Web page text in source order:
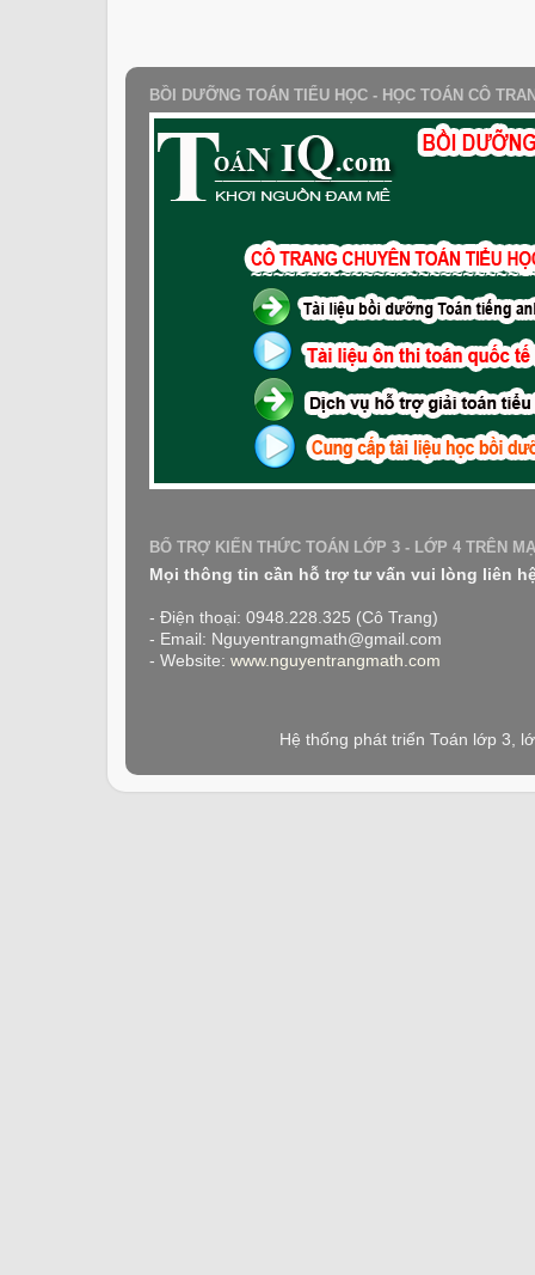
BỒI DƯỠNG TOÁN TIỂU HỌC - HỌC TOÁN CÔ
BỔ TRỢ KIẾN THỨC TOÁN LỚP 3 - LỚP 4 TRÊN
Mọi thông tin cần hỗ trợ tư vấn vui lòng liên
- Điện thoại: 0948.228.325 (Cô Trang)
- Email: Nguyentrangmath@gmail.com
- Website: www.nguyentrangmath.com
Hệ thống phát triển Toán lớp 3,